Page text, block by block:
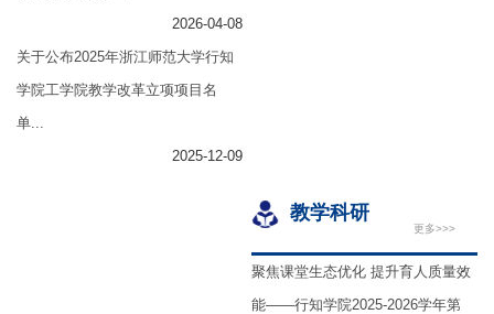
2026-04-08
关于公布2025年浙江师范大学行知
学院工学院教学改革立项项目名
单...
2025-12-09
教学科研
更多>>>
聚焦课堂生态优化 提升育人质量效
能——行知学院2025-2026学年第